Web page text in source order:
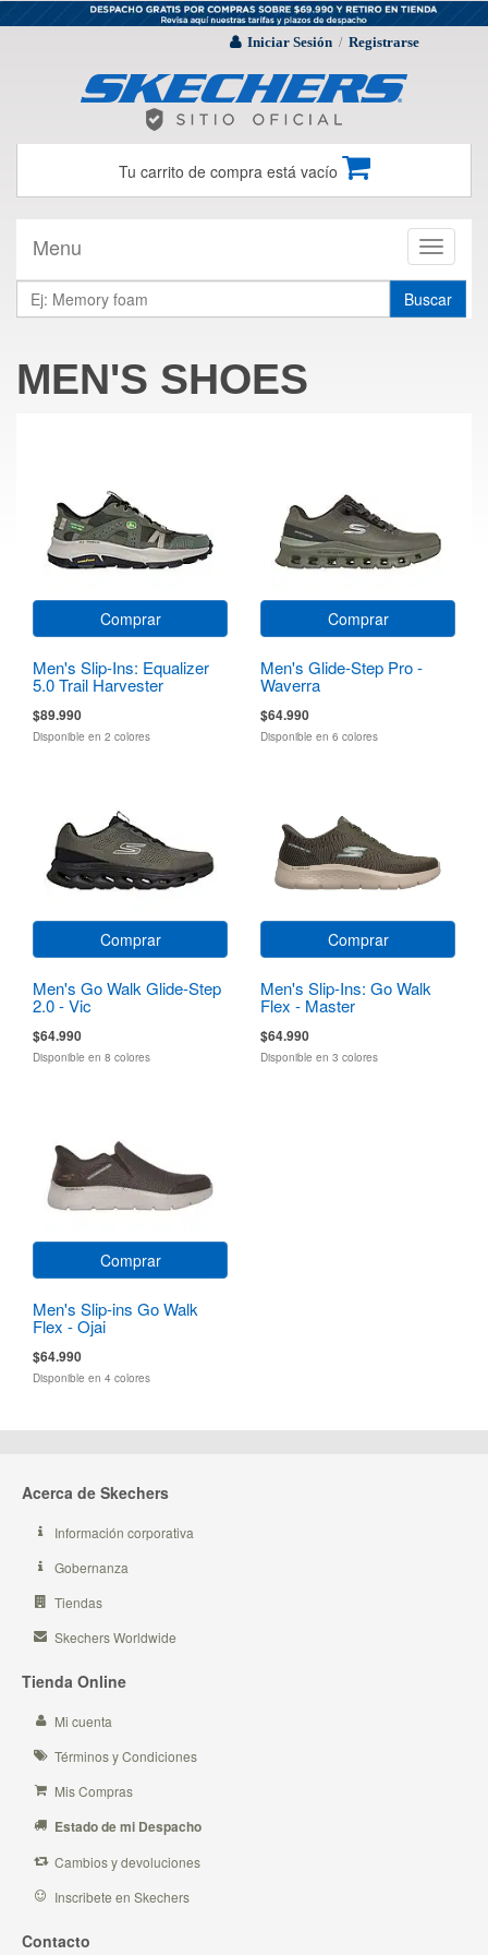
Iniciar Sesión / Registrarse
Tu carrito de compra está vacío
Toggle
Menu
Buscar
MEN'S SHOES
Comprar
Men's Slip-Ins: Equalizer
5.0 Trail Harvester
$89.990
Disponible en 2 colores
Comprar
Men's Glide-Step Pro -
Waverra
$64.990
Disponible en 6 colores
Comprar
Men's Go Walk Glide-Step
2.0 - Vic
$64.990
Disponible en 8 colores
Comprar
Men's Slip-Ins: Go Walk
Flex - Master
$64.990
Disponible en 3 colores
Comprar
Men's Slip-ins Go Walk
Flex - Ojai
$64.990
Disponible en 4 colores
Acerca de Skechers
Información corporativa
Gobernanza
Tiendas
Skechers Worldwide
Tienda Online
Mi cuenta
Términos y Condiciones
Mis Compras
Estado de mi Despacho
Cambios y devoluciones
Inscribete en Skechers
Contacto